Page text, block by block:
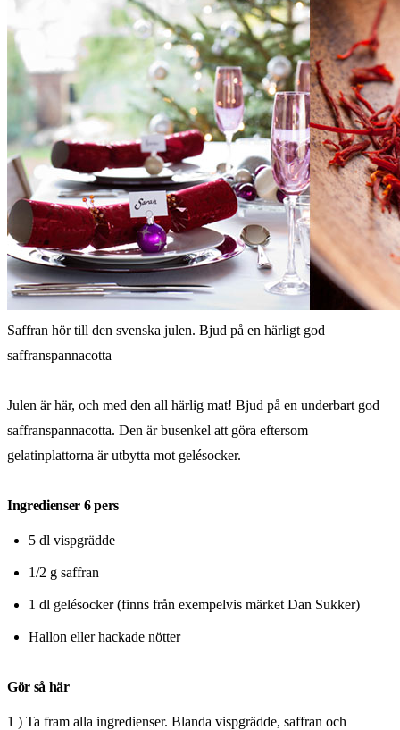
Saffran hör till den svenska julen. Bjud på en härligt god
saffranspannacotta
Julen är här, och med den all härlig mat! Bjud på en underbart god
saffranspannacotta. Den är busenkel att göra eftersom
gelatinplattorna är utbytta mot gelésocker.
Ingredienser 6 pers
5 dl vispgrädde
1/2 g saffran
1 dl gelésocker (finns från exempelvis märket Dan Sukker)
Hallon eller hackade nötter
Gör så här
1 ) Ta fram alla ingredienser. Blanda vispgrädde, saffran och